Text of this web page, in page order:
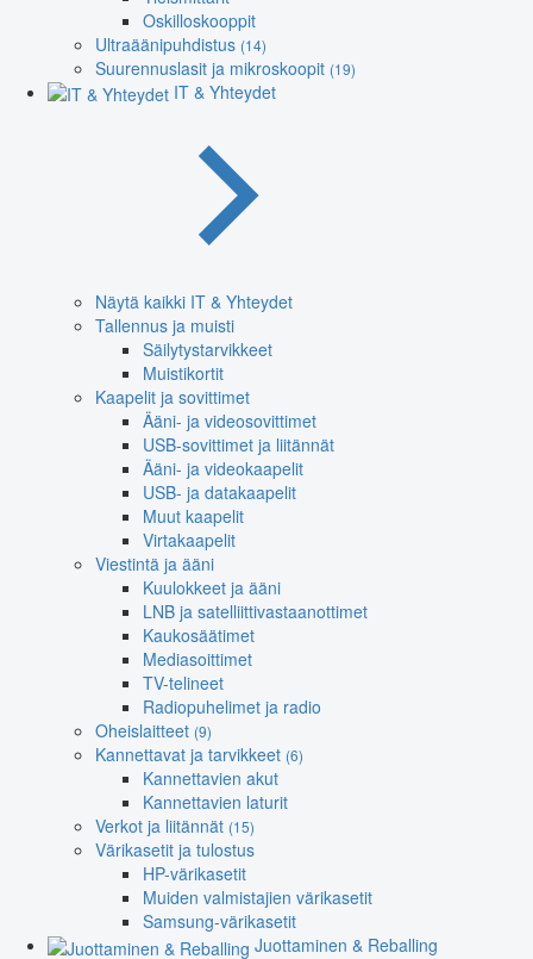
Oskilloskooppit
Ultraäänipuhdistus (14)
Suurennuslasit ja mikroskoopit (19)
IT & Yhteydet
Näytä kaikki IT & Yhteydet
Tallennus ja muisti
Säilytystarvikkeet
Muistikortit
Kaapelit ja sovittimet
Ääni- ja videosovittimet
USB-sovittimet ja liitännät
Ääni- ja videokaapelit
USB- ja datakaapelit
Muut kaapelit
Virtakaapelit
Viestintä ja ääni
Kuulokkeet ja ääni
LNB ja satelliittivastaanottimet
Kaukosäätimet
Mediasoittimet
TV-telineet
Radiopuhelimet ja radio
Oheislaitteet (9)
Kannettavat ja tarvikkeet (6)
Kannettavien akut
Kannettavien laturit
Verkot ja liitännät (15)
Värikasetit ja tulostus
HP-värikasetit
Muiden valmistajien värikasetit
Samsung-värikasetit
Juottaminen & Reballing